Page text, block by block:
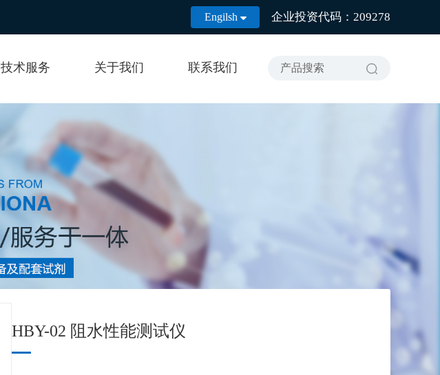
Engilsh  企业投资代码：209278
技术服务 关于我们 联系我们
HBY-02 阻水性能测试仪